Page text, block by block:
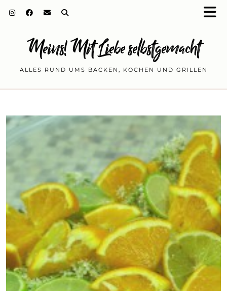
Meins! Mit Liebe selbstgemacht
ALLES RUND UMS BACKEN, KOCHEN UND GRILLEN